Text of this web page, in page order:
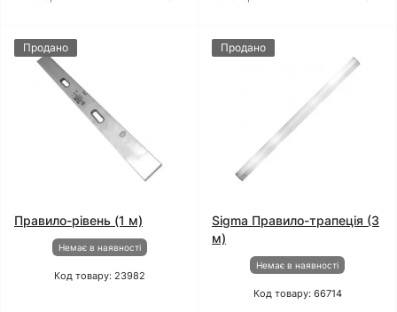
Продано
Правило-рівень (1 м)
Немає в наявності
Код товару: 23982
Продано
Sigma Правило-трапеція (3
м)
Немає в наявності
Код товару: 66714